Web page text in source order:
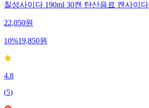
칠성사이다 190ml 30캔 탄산음료 캔사이다
22,050원
10%19,850원
4.8
(5)